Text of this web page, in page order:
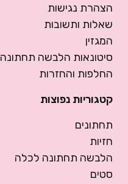
הצהרת נגישות
שאלות ותשובות
המגזין
סיטונאות הלבשה תחתונה
החלפות והחזרות
קטגוריות נפוצות
תחתונים
חזיות
הלבשה תחתונה לכלה
סטים